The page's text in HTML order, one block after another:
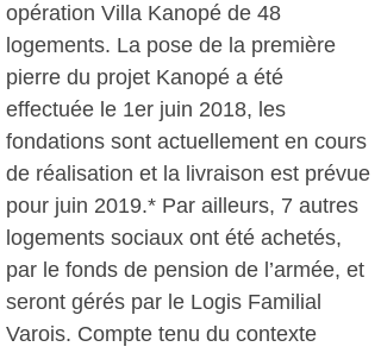
opération Villa Kanopé de 48
logements. La pose de la première
pierre du projet Kanopé a été
effectuée le 1er juin 2018, les
fondations sont actuellement en cours
de réalisation et la livraison est prévue
pour juin 2019.* Par ailleurs, 7 autres
logements sociaux ont été achetés,
par le fonds de pension de l’armée, et
seront gérés par le Logis Familial
Varois. Compte tenu du contexte